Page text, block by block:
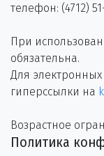
телефон: (4712)
При
обязательна.
Для
гиперссылки на
Возрастное
Политика